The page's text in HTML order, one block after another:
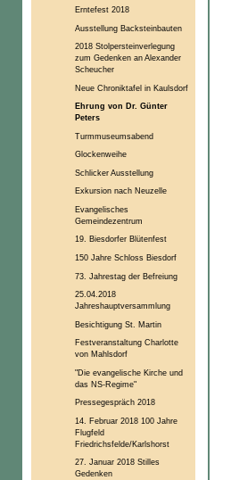
Erntefest 2018
Ausstellung Backsteinbauten
2018 Stolpersteinverlegung
zum Gedenken an Alexander
Scheucher
Neue Chroniktafel in Kaulsdorf
Ehrung von Dr. Günter
Peters
Turmmuseumsabend
Glockenweihe
Schlicker Ausstellung
Exkursion nach Neuzelle
Evangelisches
Gemeindezentrum
19. Biesdorfer Blütenfest
150 Jahre Schloss Biesdorf
73. Jahrestag der Befreiung
25.04.2018
Jahreshauptversammlung
Besichtigung St. Martin
Festveranstaltung Charlotte
von Mahlsdorf
"Die evangelische Kirche und
das NS-Regime"
Pressegespräch 2018
14. Februar 2018 100 Jahre
Flugfeld
Friedrichsfelde/Karlshorst
27. Januar 2018 Stilles
Gedenken